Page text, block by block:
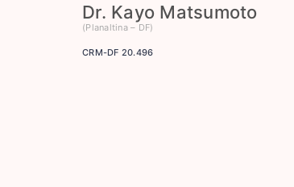
Dr. Kayo Matsumoto
(Planaltina – DF)
CRM-DF 20.496